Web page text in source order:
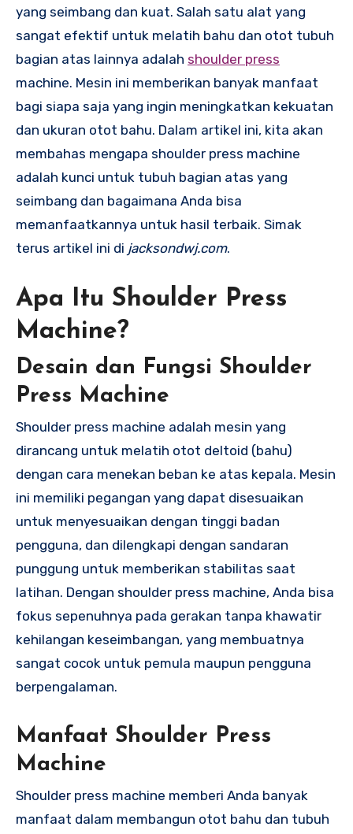
yang seimbang dan kuat. Salah satu alat yang
sangat efektif untuk melatih bahu dan otot tubuh
bagian atas lainnya adalah shoulder press
machine. Mesin ini memberikan banyak manfaat
bagi siapa saja yang ingin meningkatkan kekuatan
dan ukuran otot bahu. Dalam artikel ini, kita akan
membahas mengapa shoulder press machine
adalah kunci untuk tubuh bagian atas yang
seimbang dan bagaimana Anda bisa
memanfaatkannya untuk hasil terbaik. Simak
terus artikel ini di jacksondwj.com.
Apa Itu Shoulder Press
Machine?
Desain dan Fungsi Shoulder
Press Machine
Shoulder press machine adalah mesin yang
dirancang untuk melatih otot deltoid (bahu)
dengan cara menekan beban ke atas kepala. Mesin
ini memiliki pegangan yang dapat disesuaikan
untuk menyesuaikan dengan tinggi badan
pengguna, dan dilengkapi dengan sandaran
punggung untuk memberikan stabilitas saat
latihan. Dengan shoulder press machine, Anda bisa
fokus sepenuhnya pada gerakan tanpa khawatir
kehilangan keseimbangan, yang membuatnya
sangat cocok untuk pemula maupun pengguna
berpengalaman.
Manfaat Shoulder Press
Machine
Shoulder press machine memberi Anda banyak
manfaat dalam membangun otot bahu dan tubuh